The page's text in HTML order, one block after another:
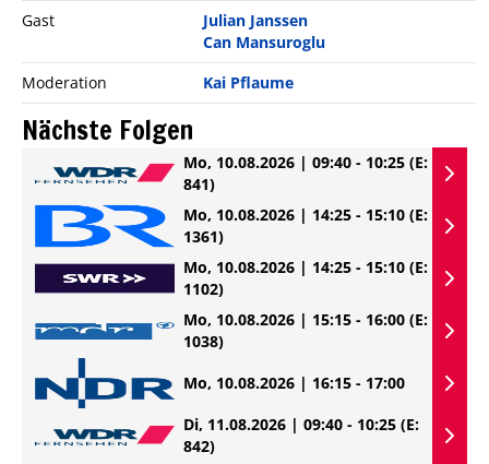
Gast
Julian Janssen
Can Mansuroglu
Moderation
Kai Pflaume
Nächste Folgen
Mo, 10.08.2026 | 09:40 - 10:25 (E:
841)
Mo, 10.08.2026 | 14:25 - 15:10 (E:
1361)
Mo, 10.08.2026 | 14:25 - 15:10 (E:
1102)
Mo, 10.08.2026 | 15:15 - 16:00 (E:
1038)
Mo, 10.08.2026 | 16:15 - 17:00
Di, 11.08.2026 | 09:40 - 10:25 (E:
842)